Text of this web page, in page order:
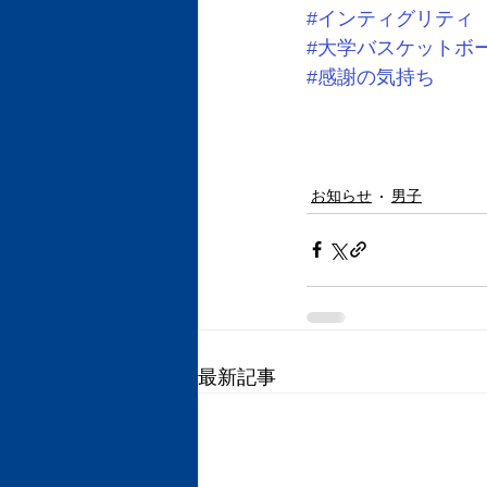
#インティグリティ
#大学バスケットボ
#感謝の気持ち
お知らせ 男子
最新記事